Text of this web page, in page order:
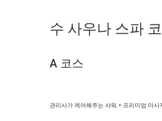
수 사우나 스파
A 코스
관리사가 케어해주는 샤워 + 프리미엄 마